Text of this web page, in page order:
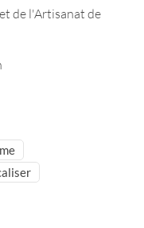
de l'Artisanat de